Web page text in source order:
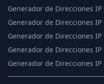
Generador de Direcciones
Generador de Direcciones IP
Generador de Direcciones
Generador de Direcciones IP
Generador de Direcciones